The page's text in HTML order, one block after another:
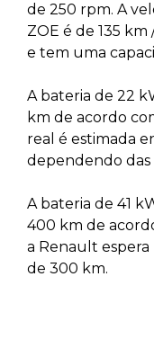
de 250 rpm. A
ZOE é de 135
e tem uma
A bateria de 22
km de acordo
real é estimada
dependendo das
A bateria de 41
400 km de
a Renault
de 300 km.